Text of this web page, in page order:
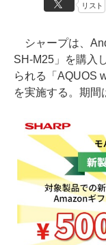
リスト
シャープは、
SH-M25」を購入
られる「AQUOS
を実施する。期間